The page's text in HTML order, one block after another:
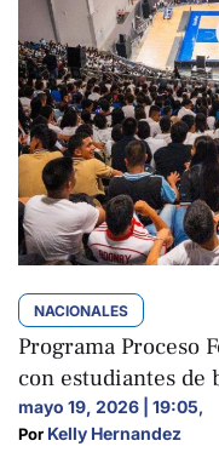
NACIONALES
Programa Proceso
con estudiantes de
mayo 19, 2026 | 19:05,
Por Kelly Hernandez